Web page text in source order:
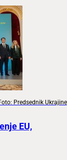
Predsednik Ukrajine
EU,